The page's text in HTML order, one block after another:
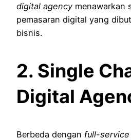
digital agency menawarkan
pemasaran digital yang
bisnis.
2. Single
Digital
Berbeda dengan full-